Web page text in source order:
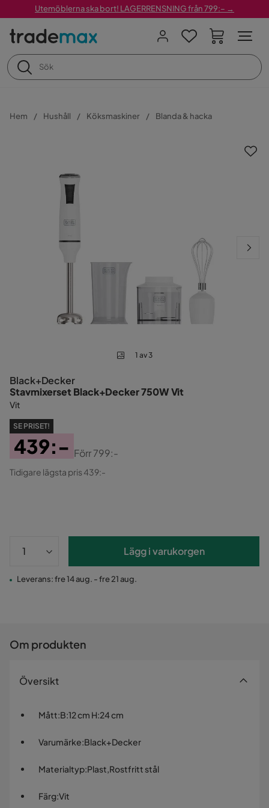
Utemöblerna ska bort! LAGERRENSNING från 799:– →
Hem Hushåll Köksmaskiner Blanda & hacka
1 av 3
Black+Decker
Stavmixerset Black+Decker 750W Vit
Vit
SE PRISET!
Pris
439:-
Original
Förr799:-
Tidigare lägsta pris 439:-
Lägg i varukorgen
Leverans: fre 14 aug. - fre 21 aug.
Om produkten
Översikt
Mått:B:12 cm H:24 cm
Varumärke:Black+Decker
Materialtyp:Plast,Rostfritt stål
Färg:Vit